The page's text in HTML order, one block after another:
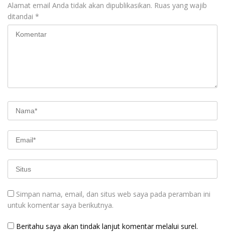
Alamat email Anda tidak akan dipublikasikan. Ruas yang wajib
ditandai *
Simpan nama, email, dan situs web saya pada peramban ini
untuk komentar saya berikutnya.
Beritahu saya akan tindak lanjut komentar melalui surel.